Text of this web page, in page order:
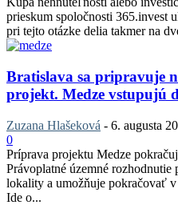
prieskum spoločnosti 365.invest
pri tejto otázke delia takmer na
Bratislava sa pripravuje
projekt. Medze vstupujú
Zuzana Hlašeková - 6. augusta
0
Príprava projektu Medze
Právoplatné územné
lokality a umožňuje pokračovať
Ide o...